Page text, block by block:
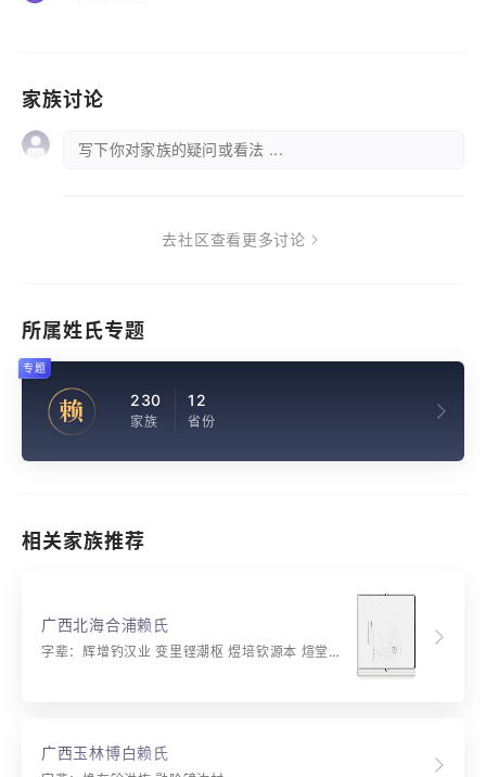
家族讨论
写下你对家族的疑问或看法 ...
去社区查看更多讨论
所属姓氏专题
赖 230
家族
12
省份
专题
相关家族推荐
广西北海合浦赖氏
字辈：辉增钓汉业 变里铿潮枢 煜培钦源本 煊堂锦泽荣
广西玉林博白赖氏